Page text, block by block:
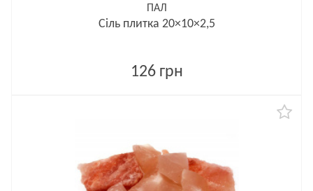
ПАЛ
Сіль плитка 20×10×2,5
126 грн